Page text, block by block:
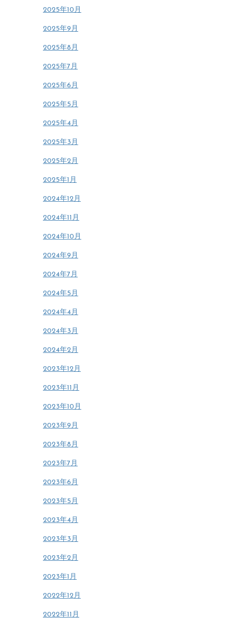
2025年10月
2025年9月
2025年8月
2025年7月
2025年6月
2025年5月
2025年4月
2025年3月
2025年2月
2025年1月
2024年12月
2024年11月
2024年10月
2024年9月
2024年7月
2024年5月
2024年4月
2024年3月
2024年2月
2023年12月
2023年11月
2023年10月
2023年9月
2023年8月
2023年7月
2023年6月
2023年5月
2023年4月
2023年3月
2023年2月
2023年1月
2022年12月
2022年11月